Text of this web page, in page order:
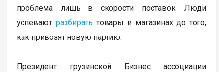
проблема лишь в скорости поставок. Люди
успеваютразбирать товары в магазинах до того,
как привозят новую партию.
Президент грузинской Бизнес ассоциации